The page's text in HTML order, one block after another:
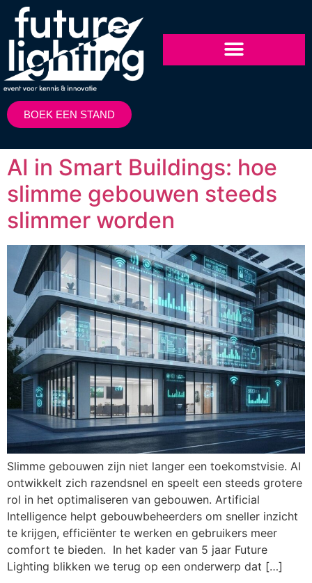
BOEK EEN STAND
AI in Smart Buildings: hoe
slimme gebouwen steeds
slimmer worden
Slimme gebouwen zijn niet langer een toekomstvisie. AI
ontwikkelt zich razendsnel en speelt een steeds grotere
rol in het optimaliseren van gebouwen. Artificial
Intelligence helpt gebouwbeheerders om sneller inzicht
te krijgen, efficiënter te werken en gebruikers meer
comfort te bieden. In het kader van 5 jaar Future
Lighting blikken we terug op een onderwerp dat […]